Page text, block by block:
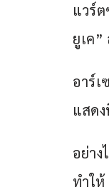
แวร์
ยูเค”
อาร์
แสด
อย่า
ทำใ